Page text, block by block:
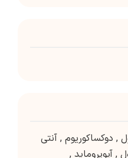
, دوکساکوریوم , آنتی
, آیوپروماید ,